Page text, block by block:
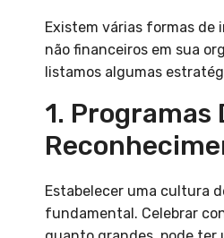
Existem várias formas
não financeiros em sua
listamos algumas
1. Programas
Estabelecer uma cultura
fundamental. Celebrar